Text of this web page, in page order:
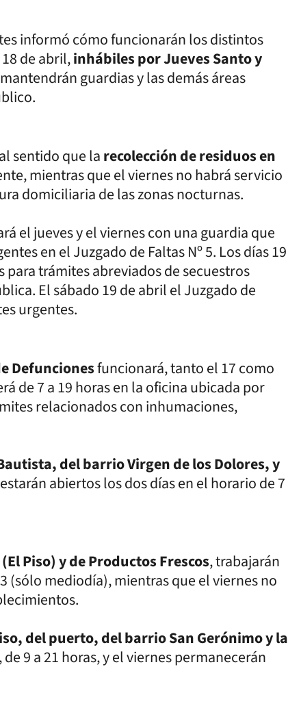
informó cómo funcionarán los distintos
de abril,inhábiles por Jueves Santo y
guardias y las demás áreas
sentido que larecolección de residuos en
mientras que el viernes no habrá servicio
domiciliaria de las zonas nocturnas.
el jueves y el viernes con una guardia que
en el Juzgado de Faltas Nº 5. Los días 19
para trámites abreviados de secuestros
El sábado 19 de abril el Juzgado de
urgentes.
Defuncionesfuncionará, tanto el 17 como
de 7 a 19 horas en la oficina ubicada por
relacionados con inhumaciones,
del barrio Virgen de los Dolores, y
estarán abiertos los dos días en el horario de 7
Piso) y de Productos Frescos, trabajarán
(sólo mediodía), mientras que el viernes no
del puerto, del barrio San Gerónimo y la
9 a 21 horas, y el viernes permanecerán